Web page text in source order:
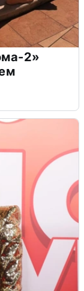
2»